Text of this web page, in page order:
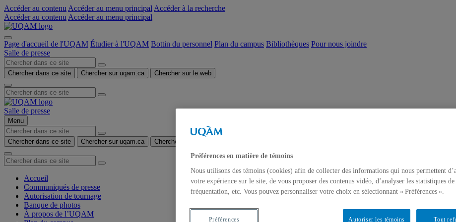
Accéder au contenu Accéder au menu principal Accéder à la recherche
Accéder au contenu Accéder au menu principal
Page d'accueil de l'UQAM Étudier à l'UQAM Bottin du personnel Plan du campus Bibliothèques Pour nous joindre
Salle de presse
Chercher dans ce site Chercher sur uqam.ca Chercher sur le web
Salle de presse
Menu
Chercher dans ce site Chercher sur uqam.ca Chercher sur le web
Accueil
Communiqués de presse
Autorisation de tournage
Banque de photos
À propos de l’UQAM
Préférences en matière de témoins
Nous utilisons des témoins (cookies) afin de collecter des informations qui nous permettent
votre expérience sur le site, de vous proposer des contenus vidéo, d’analyser les statistiques de
fréquentation, etc. Vous pouvez personnaliser votre choix en sélectionnant « Préférences ».
Tout
Autoriser les témoins
Préférences